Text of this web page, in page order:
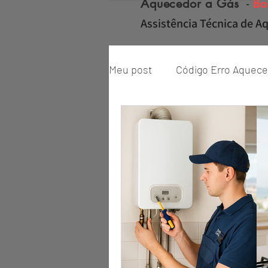
Aquecedor a Gás-
Assistência Técnica de
Meu post Código Erro
"ZONA NORTE RJ"
Reparo de Aquecedor a Gás